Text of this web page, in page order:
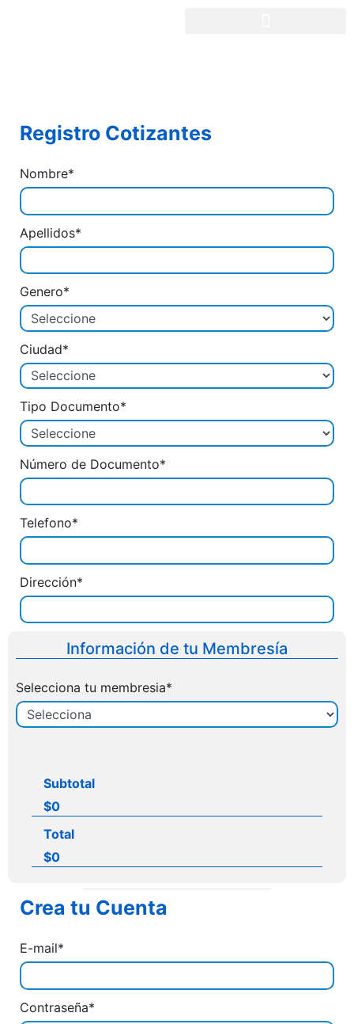
Registro Cotizantes
Nombre*
Apellidos*
Genero*
Ciudad*
Tipo Documento*
Número de Documento*
Telefono*
Dirección*
Información de tu Membresía
Selecciona tu membresia*
Subtotal
$0
Total
$0
Crea tu Cuenta
E-mail*
Contraseña*